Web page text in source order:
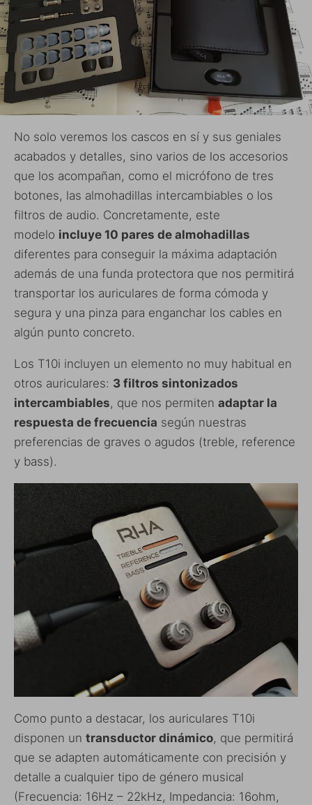
No solo veremos los cascos en sí y sus geniales
acabados y detalles, sino varios de los accesorios
que los acompañan, como el micrófono de tres
botones, las almohadillas intercambiables o los
filtros de audio. Concretamente, este
modelo incluye 10 pares de almohadillas
diferentes para conseguir la máxima adaptación
además de una funda protectora que nos permitirá
transportar los auriculares de forma cómoda y
segura y una pinza para enganchar los cables en
algún punto concreto.
Los T10i incluyen un elemento no muy habitual en
otros auriculares: 3 filtros sintonizados
intercambiables, que nos permiten adaptar la
respuesta de frecuencia según nuestras
preferencias de graves o agudos (treble, reference
y bass).
Como punto a destacar, los auriculares T10i
disponen un transductor dinámico, que permitirá
que se adapten automáticamente con precisión y
detalle a cualquier tipo de género musical
(Frecuencia: 16Hz – 22kHz, Impedancia: 16ohm,